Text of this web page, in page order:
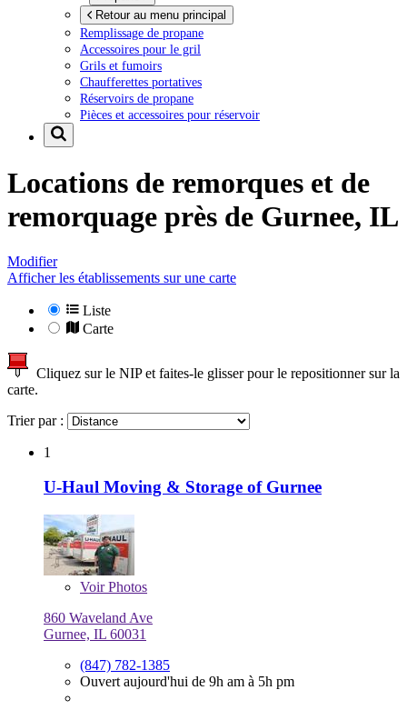
Retour au menu principal
Remplissage de propane
Accessoires pour le gril
Grils et fumoirs
Chaufferettes portatives
Réservoirs de propane
Pièces et accessoires pour réservoir
Locations de remorques et de
remorquage près de Gurnee, IL
Modifier
Afficher les établissements sur une carte
Liste
Carte
Cliquez sur le NIP et faites-le glisser pour le repositionner sur la
carte.
Trier par :
1
U-Haul Moving & Storage of Gurnee
VoirPhotos
860 Waveland Ave
Gurnee, IL 60031
(847) 782-1385
Ouvert aujourd'hui de 9h am à 5h pm